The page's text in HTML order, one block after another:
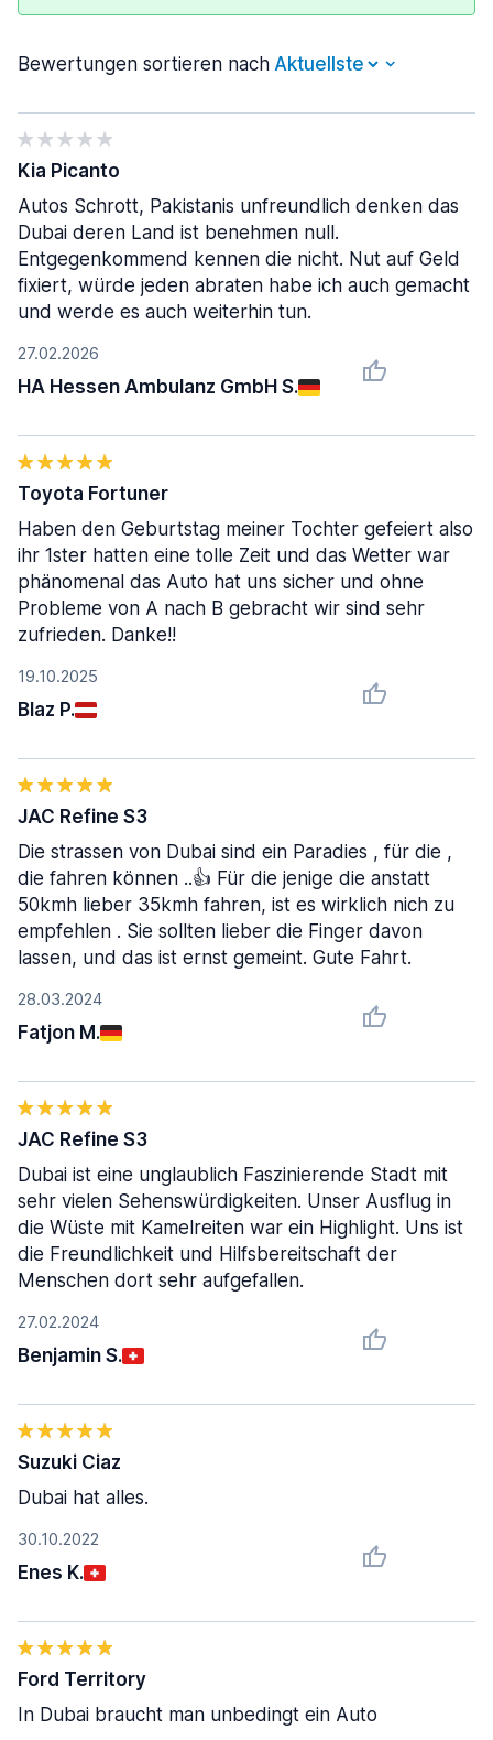
Bewertungen sortieren nach
27.02.2026
HA Hessen Ambulanz GmbH S.
Kia Picanto
Autos Schrott, Pakistanis unfreundlich denken das
Dubai deren Land ist benehmen null.
Entgegenkommend kennen die nicht. Nut auf Geld
fixiert, würde jeden abraten habe ich auch gemacht
und werde es auch weiterhin tun.
19.10.2025
Blaz P.
Toyota Fortuner
Haben den Geburtstag meiner Tochter gefeiert also
ihr 1ster hatten eine tolle Zeit und das Wetter war
phänomenal das Auto hat uns sicher und ohne
Probleme von A nach B gebracht wir sind sehr
zufrieden. Danke!!
28.03.2024
Fatjon M.
JAC Refine S3
Die strassen von Dubai sind ein Paradies , für die ,
die fahren können ..👍 Für die jenige die anstatt
50kmh lieber 35kmh fahren, ist es wirklich nich zu
empfehlen . Sie sollten lieber die Finger davon
lassen, und das ist ernst gemeint. Gute Fahrt.
27.02.2024
Benjamin S.
JAC Refine S3
Dubai ist eine unglaublich Faszinierende Stadt mit
sehr vielen Sehenswürdigkeiten. Unser Ausflug in
die Wüste mit Kamelreiten war ein Highlight. Uns ist
die Freundlichkeit und Hilfsbereitschaft der
Menschen dort sehr aufgefallen.
30.10.2022
Enes K.
Suzuki Ciaz
Dubai hat alles.
Ford Territory
In Dubai braucht man unbedingt ein Auto